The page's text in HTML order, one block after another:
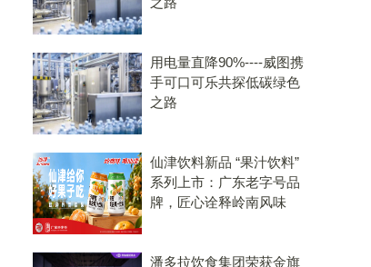
用电量直降90%----威图携
手可口可乐共探低碳绿色
之路
仙津饮料新品 “果汁饮料”
系列上市：广东老字号品
牌，匠心诠释岭南风味
潘多拉饮食集团荣获金旗